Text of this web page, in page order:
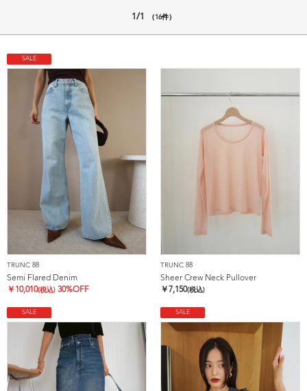
1/1 （16件）
SALE
TRUNC 88
Semi Flared Denim
￥ 10,010(税込) 30%OFF
TRUNC 88
Sheer Crew Neck Pullover
￥ 7,150(税込)
SALE SALE